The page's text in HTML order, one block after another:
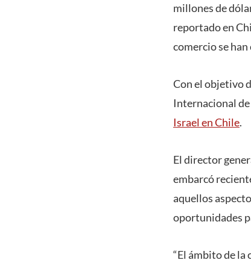
millones de
reportado en
comercio se
Con el objetivo
Internacional
Israel en Chile.
El director
embarcó
aquellos
oportunidades
“El ámbito de la